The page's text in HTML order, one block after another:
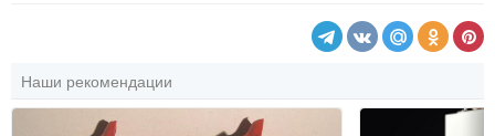
Наши рекомендации